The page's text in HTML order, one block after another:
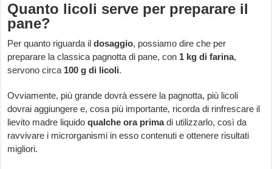
Quanto licoli serve per preparare il
pane?
Per quanto riguarda ildosaggio, possiamo dire che per
preparare la classica pagnotta di pane, con 1 kg di farina,
servono circa 100 g di licoli.
Ovviamente, più grande dovrà essere la pagnotta, più licoli
dovrai aggiungere e, cosa più importante, ricorda di rinfrescare il
lievito madre liquidoqualche ora primadi utilizzarlo, così da
ravvivare i microrganismi in esso contenuti e ottenere risultati
migliori.